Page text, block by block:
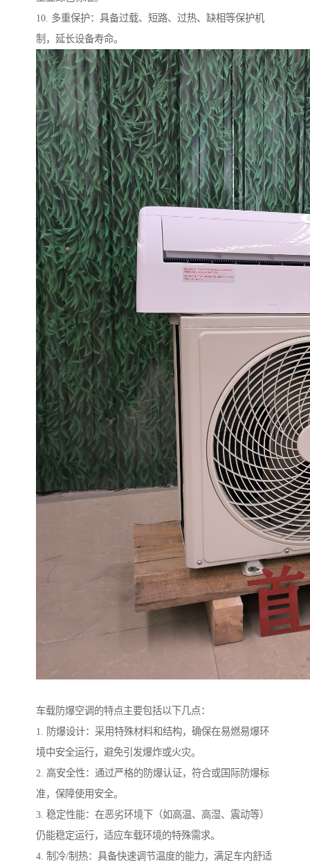
10. 多重保护：具备过载、短路、过热、缺相等保护机
制，延长设备寿命。
车载防爆空调的特点主要包括以下几点：
1. 防爆设计：采用特殊材料和结构，确保在易燃易爆环
境中安全运行，避免引发爆炸或火灾。
2. 高安全性：通过严格的防爆认证，符合或国际防爆标
准，保障使用安全。
3. 稳定性能：在恶劣环境下（如高温、高湿、震动等）
仍能稳定运行，适应车载环境的特殊需求。
4. 制冷/制热：具备快速调节温度的能力，满足车内舒适